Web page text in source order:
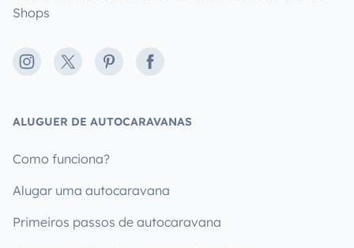
Shops
Instagram
X PinterestFacebook
ALUGUER DE AUTOCARAVANAS
Como funciona?
Alugar uma autocaravana
Primeiros passos de autocaravana